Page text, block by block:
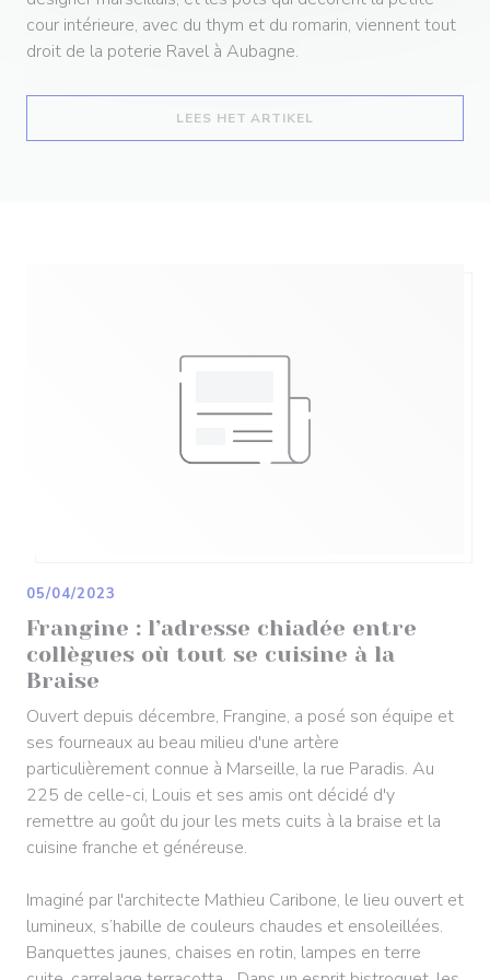
cour intérieure, avec du thym et du romarin, viennent tout
droit de la poterie Ravel à Aubagne.
LEES HET ARTIKEL
Frangine : l’adresse chiadée entre
collègues où tout se cuisine à la
Braise
05/04/2023
Ouvert depuis décembre, Frangine, a posé son équipe et
ses fourneaux au beau milieu d'une artère
particulièrement connue à Marseille, la rue Paradis. Au
225 de celle-ci, Louis et ses amis ont décidé d'y
remettre au goût du jour les mets cuits à la braise et la
cuisine franche et généreuse.
Imaginé par l'architecte Mathieu Caribone, le lieu ouvert et
lumineux, s’habille de couleurs chaudes et ensoleillées.
Banquettes jaunes, chaises en rotin, lampes en terre